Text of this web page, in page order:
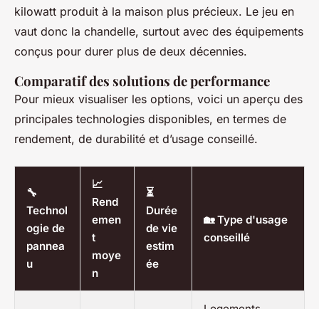
kilowatt produit à la maison plus précieux. Le jeu en
vaut donc la chandelle, surtout avec des équipements
conçus pour durer plus de deux décennies.
Comparatif des solutions de performance
Pour mieux visualiser les options, voici un aperçu des
principales technologies disponibles, en termes de
rendement, de durabilité et d’usage conseillé.
🔧
Technol
ogie de
pannea
u
📈
Rend
emen
t
moye
n
⏳
Durée
de vie
estim
ée
🏡 Type d'usage
conseillé